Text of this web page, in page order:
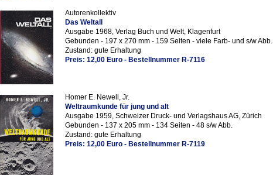
Autorenkollektiv
Das Weltall
Ausgabe 1968, Verlag Buch und Welt, Klagenfurt
Gebunden - 197 x 270 mm - 159 Seiten - viele Farb- und s/w Abb.
Zustand: gute Erhaltung
Preis: 12,00 Euro - Bestellnummer R-7116
Homer E. Newell, Jr.
Weltraumkunde für jung und alt
Ausgabe 1959, Schweizer Druck- und Verlagshaus AG, Zürich
Gebunden - 137 x 205 mm - 134 Seiten - 48 s/w Abb.
Zustand: gute Erhaltung
Preis: 12,00 Euro - Bestellnummer R-7119